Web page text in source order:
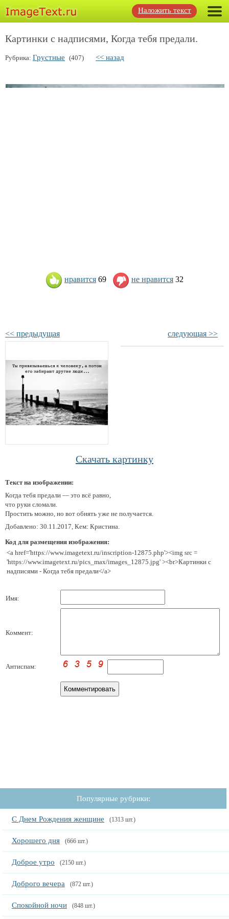
Наложить текст
Картинки с надписями, Когда тебя предали.
Рубрика: Грустные (407) << назад
нравится 69 не нравится 32
<< предыдущая следующая >>
Скачать картинку
Текст на изображении:
Когда тебя предали — это всё равно,
что руки сломали.
Простить можно, но вот обнять уже не получается.
Добавлено: 30.11.2017, Кем: Кристина.
Код для размещения изображения:
<a href='https://www.imagetext.ru/inscription-12875.php'><img src =
'https://www.imagetext.ru/pics_max/images_12875.jpg' ><br>Картинки с
надписями - Когда тебя предали</a>
Имя:
Коммент:
Антиспам:
Популярные рубрики:
С Днем Рождения женщине (1313 шт.)
Хорошего дня (666 шт.)
Доброе утро (2150 шт.)
Доброго вечера (872 шт.)
Спокойной ночи (848 шт.)